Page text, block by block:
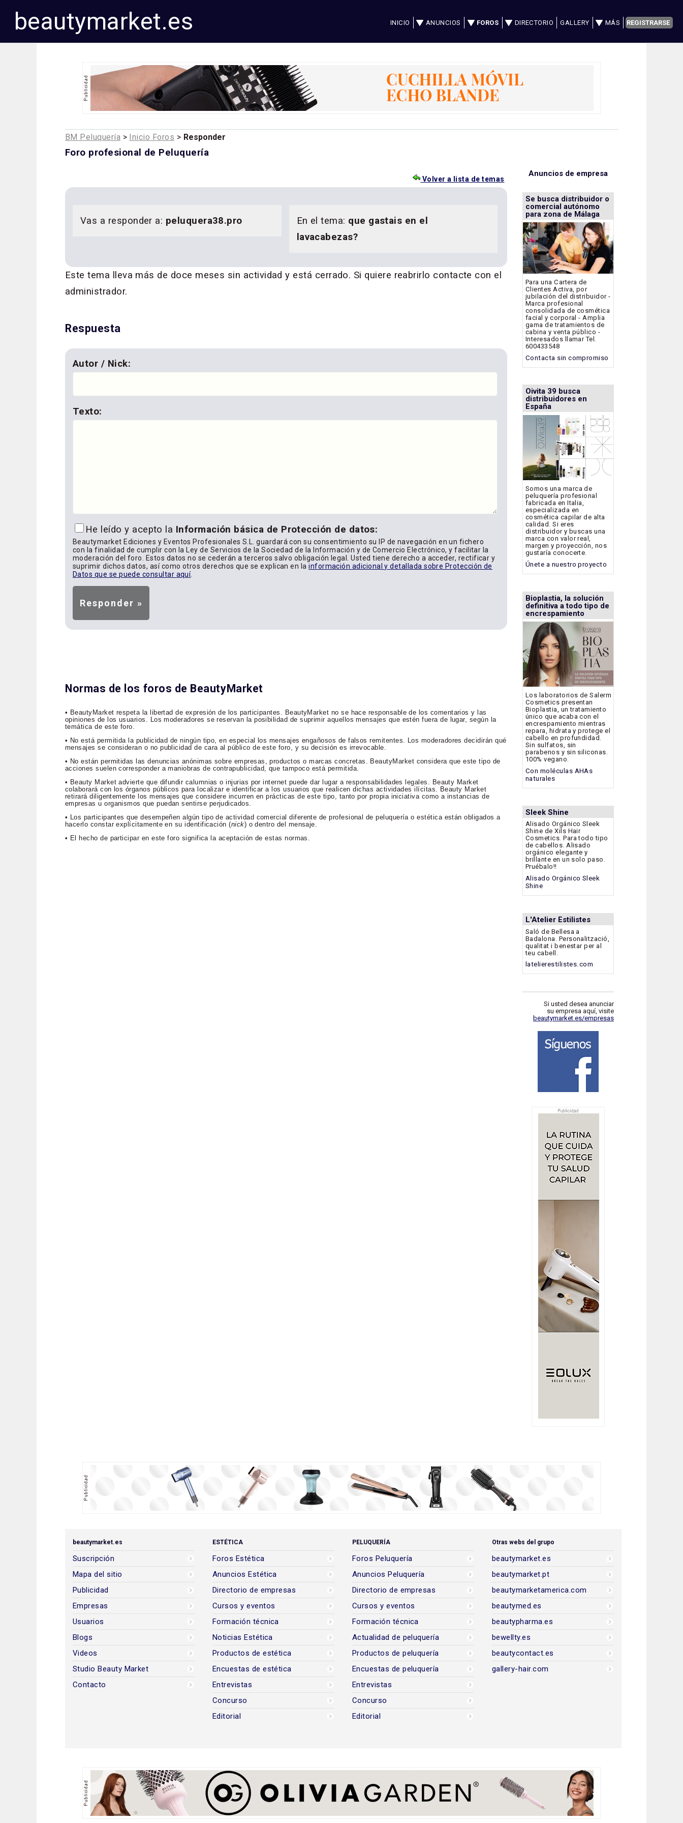
beautymarket.es INICIO ANUNCIOS FOROS DIRECTORIO GALLERY MÁS REGISTRARSE
BM Peluquería > Inicio Foros > Responder
Foro profesional de Peluquería
Volver a lista de temas
Vas a responder a: peluquera38.pro En el tema: que gastais en el
lavacabezas?
Este tema lleva más de doce meses sin actividad y está cerrado. Si quiere reabrirlo contacte con el
administrador.
Respuesta
Autor / Nick:
Texto:
He leído y acepto la Información básica de Protección de datos:
Beautymarket Ediciones y Eventos Profesionales S.L. guardará con su consentimiento su IP de navegación en un fichero
con la finalidad de cumplir con la Ley de Servicios de la Sociedad de la Información y de Comercio Electrónico, y facilitar la
moderación del foro. Estos datos no se cederán a terceros salvo obligación legal. Usted tiene derecho a acceder, rectificar y
suprimir dichos datos, así como otros derechos que se explican en lainformación adicional y detallada sobre Protección de
Datos que se puede consultar aquí.
Normas de los foros de BeautyMarket
• BeautyMarket respeta la libertad de expresión de los participantes. BeautyMarket no se hace responsable de los comentarios y las
opiniones de los usuarios. Los moderadores se reservan la posibilidad de suprimir aquellos mensajes que estén fuera de lugar, según la
temática de este foro.
• No está permitida la publicidad de ningún tipo, en especial los mensajes engañosos de falsos remitentes. Los moderadores decidirán qué
mensajes se consideran o no publicidad de cara al público de este foro, y su decisión es irrevocable.
• No están permitidas las denuncias anónimas sobre empresas, productos o marcas concretas. BeautyMarket considera que este tipo de
acciones suelen corresponder a maniobras de contrapublicidad, que tampoco está permitida.
• Beauty Market advierte que difundir calumnias o injurias por internet puede dar lugar a responsabilidades legales. Beauty Market
colaborará con los órganos públicos para localizar e identificar a los usuarios que realicen dichas actividades ilícitas. Beauty Market
retirará diligentemente los mensajes que considere incurren en prácticas de este tipo, tanto por propia iniciativa como a instancias de
empresas u organismos que puedan sentirse perjudicados.
• Los participantes que desempeñen algún tipo de actividad comercial diferente de profesional de peluquería o estética están obligados a
hacerlo constar explícitamente en su identificación (nick) o dentro del mensaje.
• El hecho de participar en este foro significa la aceptación de estas normas.
Anuncios de empresa
Se busca distribuidor o
comercial autónomo
para zona de Málaga
Para una Cartera de
Clientes Activa, por
jubilación del distribuidor -
Marca profesional
consolidada de cosmética
facial y corporal - Amplia
gama de tratamientos de
cabina y venta público -
Interesados llamar Tel.
600433548
Contacta sin compromiso
Oivita 39 busca
distribuidores en
España
Somos una marca de
peluquería profesional
fabricada en Italia,
especializada en
cosmética capilar de alta
calidad. Si eres
distribuidor y buscas una
marca con valor real,
margen y proyección, nos
gustaría conocerte.
Únete a nuestro proyecto
Bioplastia, la solución
definitiva a todo tipo de
encrespamiento
Los laboratorios de Salerm
Cosmetics presentan
Bioplastia, un tratamiento
único que acaba con el
encrespamiento mientras
repara, hidrata y protege el
cabello en profundidad.
Sin sulfatos, sin
parabenos y sin siliconas.
100% vegano.
Con moléculas AHAs
naturales
Sleek Shine
Alisado Orgánico Sleek
Shine de Xils Hair
Cosmetics. Para todo tipo
de cabellos. Alisado
orgánico elegante y
brillante en un solo paso.
Pruébalo!!
Alisado Orgánico Sleek
Shine
L'Atelier Estilistes
Saló de Bellesa a
Badalona. Personalització,
qualitat i benestar per al
teu cabell.
latelierestilistes.com
Si usted desea anunciar
su empresa aquí, visite
beautymarket.es/empresas
beautymarket.es
Suscripción
Mapa del sitio
Publicidad
Empresas
Usuarios
Blogs
Videos
Studio Beauty Market
Contacto
ESTÉTICA
Foros Estética
Anuncios Estética
Directorio de empresas
Cursos y eventos
Formación técnica
Noticias Estética
Productos de estética
Encuestas de estética
Entrevistas
Concurso
Editorial
PELUQUERÍA
Foros Peluquería
Anuncios Peluquería
Directorio de empresas
Cursos y eventos
Formación técnica
Actualidad de peluquería
Productos de peluquería
Encuestas de peluquería
Entrevistas
Concurso
Editorial
Otras webs del grupo
beautymarket.es
beautymarket.pt
beautymarketamerica.com
beautymed.es
beautypharma.es
bewellty.es
beautycontact.es
gallery-hair.com